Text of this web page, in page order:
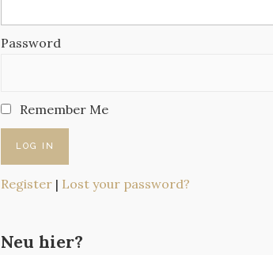
Password
Remember Me
Register | Lost your password?
Neu hier?